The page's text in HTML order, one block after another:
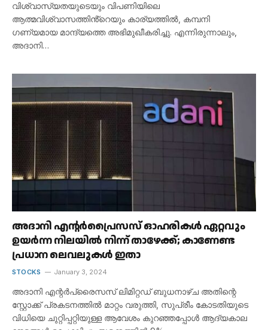
വിശ്വാസ്യതയുടെയും വിപണിയിലെ
ആത്മവിശ്വാസത്തിൻ്റെയും കാര്യത്തിൽ, കമ്പനി
ഗണ്യമായ മാന്ദ്യത്തെ അഭിമുഖീകരിച്ചു. എന്നിരുന്നാലും,
അദാനി…
അദാനി എന്റർപ്രൈസസ് ഓഹരികൾ ഏറ്റവും
ഉയർന്ന നിലയിൽ നിന്ന് താഴേക്ക്; കാണേണ്ട
പ്രധാന ലെവലുകൾ ഇതാ
STOCKS January 3, 2024
അദാനി എന്റർപ്രൈസസ് ലിമിറ്റഡ് ബുധനാഴ്ച അതിന്റെ
സ്റ്റോക്ക് പ്രകടനത്തിൽ മാറ്റം വരുത്തി, സുപ്രീം കോടതിയുടെ
വിധിയെ ചുറ്റിപ്പറ്റിയുള്ള ആവേശം കുറഞ്ഞപ്പോൾ ആദ്യകാല